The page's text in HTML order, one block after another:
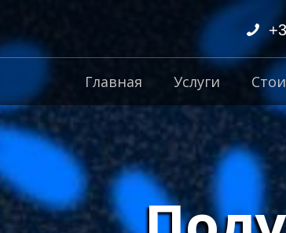
Главная Услуги